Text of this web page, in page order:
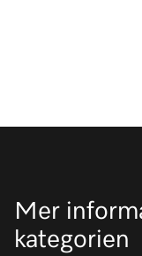
Mer
kategorien